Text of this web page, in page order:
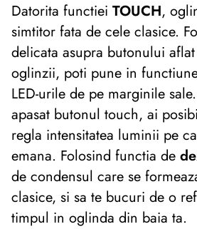
Datorita functiei TOUCH,
simtitor fata de cele clasice.
delicata asupra butonului
oglinzii, poti pune in
LED-urile de pe marginile
apasat butonul touch, ai
regla intensitatea luminii pe
emana. Folosind functia de
de condensul care se
clasice, si sa te bucuri de o
timpul in oglinda din baia ta.